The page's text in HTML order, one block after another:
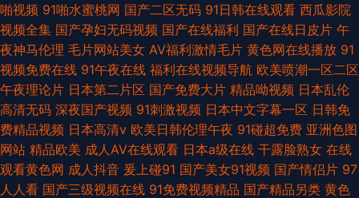
啪视频 91啪水蜜桃网 国产二区无码 91日韩在线观看 西瓜影院
视频全集 国产孕妇无码视频 国产在线福利 国产在线日皮片 午
夜神马伦理 毛片网站美女 AV福利激情毛片 黄色网在线播放 91
视频免费在线 91午夜在线 福利在线视频导航 欧美喷潮一区二区
午夜理论片 日本第二片区 国产免费大片 精品呦视频 日本乱伦
高清无码 深夜国产视频 91刺激视频 日本中文字幕一区 日韩免
费精品视频 日本高清v 欧美日韩伦理午夜 91碰超免费 亚洲色图
网站 精品欧美 成人AV在线观看 日本a级在线 干露脸熟女 在线
观看黄色网 成人抖音 爰上碰91 国产美女91视频 国产情侣片 97
人人看 国产三级视频在线 91免费视频精品 国产精品另类 黄色